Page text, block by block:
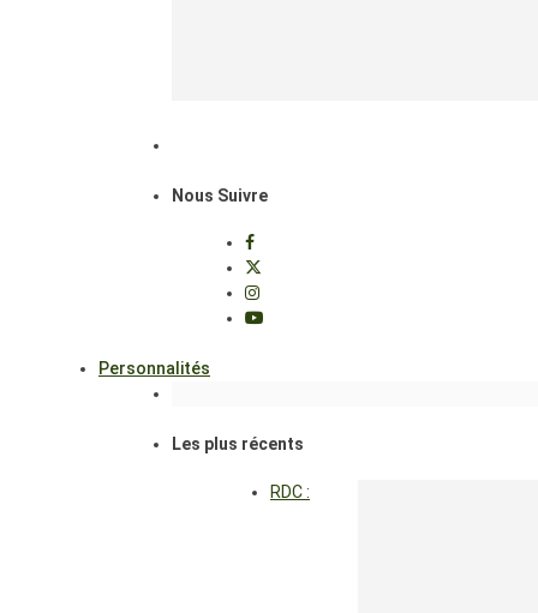
Nous Suivre
Personnalités
Les plus récents
RDC :